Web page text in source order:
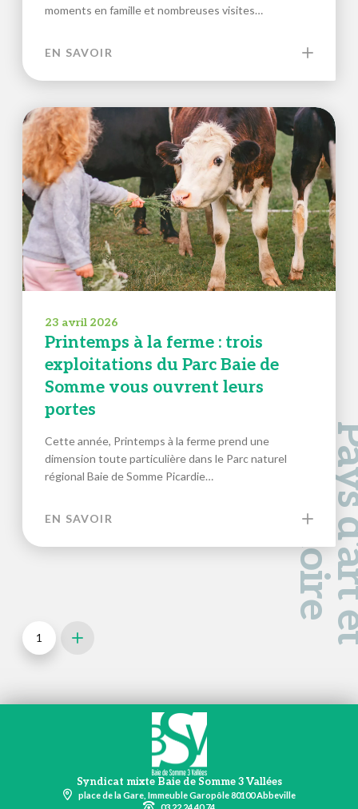
moments en famille et nombreuses visites…
EN SAVOIR
23 avril 2026
Printemps à la ferme : trois
exploitations du Parc Baie de
Somme vous ouvrent leurs
portes
Cette année, Printemps à la ferme prend une
dimension toute particulière dans le Parc naturel
régional Baie de Somme Picardie…
EN SAVOIR
1 Next
a
d
e
Syndicat mixte Baie de Somme 3 Vallées
place de la Gare, Immeuble Garopôle 80100 Abbeville